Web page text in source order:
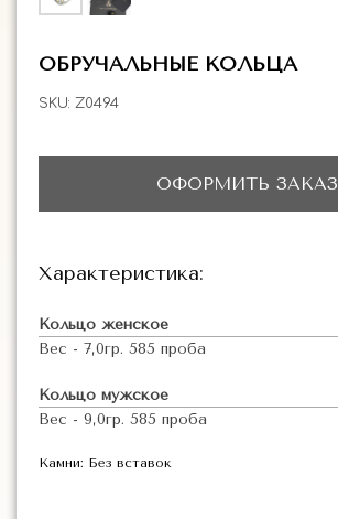
ОБРУЧАЛЬНЫЕ КОЛЬЦА
SKU: Z0494
ОФОРМИТЬ ЗАКАЗ
Характеристика:
Кольцо женское
Вес - 7,0гр. 585 проба
Кольцо мужское
Вес - 9,0гр. 585 проба
Камни: Без вставок